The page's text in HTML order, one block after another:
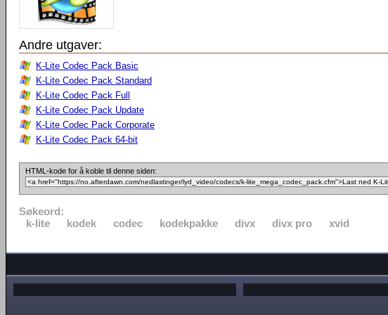
Andre utgaver:
K-Lite Codec Pack Basic
K-Lite Codec Pack Standard
K-Lite Codec Pack Full
K-Lite Codec Pack Update
K-Lite Codec Pack Corporate
K-Lite Codec Pack 64-bit
HTML-kode for å koble til denne siden:
Søkeord:
k-lite
kodek codec kodekpakke divx divx pro xvid